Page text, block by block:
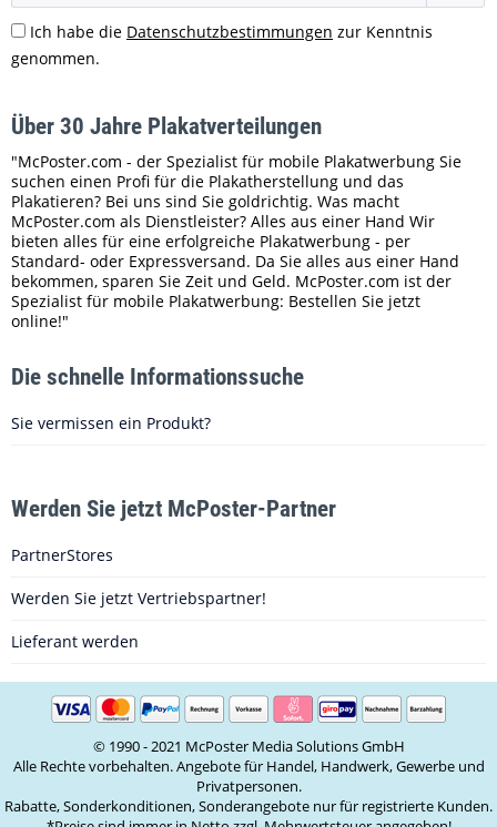
Ich habe die Datenschutzbestimmungen zur Kenntnis
genommen.
Über 30 Jahre Plakatverteilungen
"McPoster.com - der Spezialist für mobile Plakatwerbung Sie
suchen einen Profi für die Plakatherstellung und das
Plakatieren? Bei uns sind Sie goldrichtig. Was macht
McPoster.com als Dienstleister? Alles aus einer Hand Wir
bieten alles für eine erfolgreiche Plakatwerbung - per
Standard- oder Expressversand. Da Sie alles aus einer Hand
bekommen, sparen Sie Zeit und Geld. McPoster.com ist der
Spezialist für mobile Plakatwerbung: Bestellen Sie jetzt
online!"
Die schnelle Informationssuche
Sie vermissen ein Produkt?
Werden Sie jetzt McPoster-Partner
PartnerStores
Werden Sie jetzt Vertriebspartner!
Lieferant werden
© 1990 - 2021 McPoster Media Solutions GmbH
Alle Rechte vorbehalten. Angebote für Handel, Handwerk, Gewerbe und
Privatpersonen.
Rabatte, Sonderkonditionen, Sonderangebote nur für registrierte Kunden.